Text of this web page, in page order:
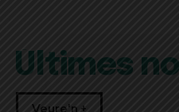
Últimes
Veure'n +